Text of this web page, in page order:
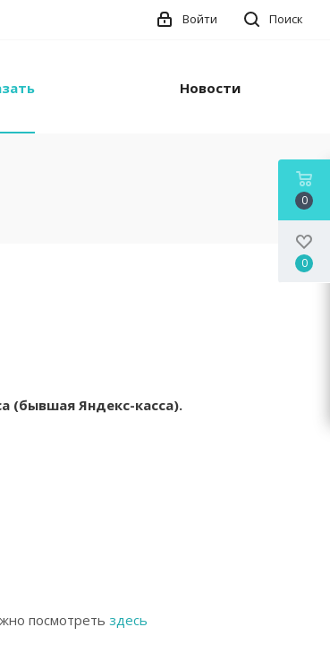
Поиск
Войти
Новости
(бывшая Яндекс-касса).
посмотреть здесь
0
0